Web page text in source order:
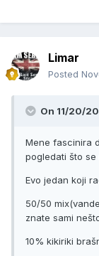
Limar
Posted
On 11/20/
Mene fascinira
pogledati što se
Evo jedan koji
50/50
znate sami
10% kikiriki